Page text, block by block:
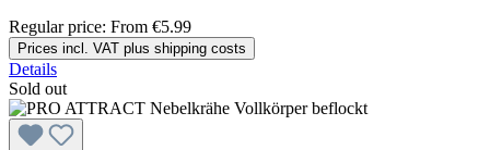
Regular price: From €5.99
Prices incl. VAT plus shipping costs
Details
Sold out